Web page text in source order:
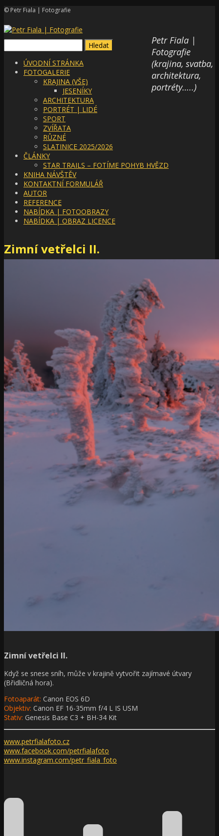
© Petr Fiala | Fotografie
Petr Fiala |
Fotografie
(krajina, svatba,
architektura,
portréty…..)
ÚVODNÍ STRÁNKA
FOTOGALERIE
KRAJINA (VŠE)
JESENÍKY
ARCHITEKTURA
PORTRÉT | LIDÉ
SPORT
ZVÍŘATA
RŮZNÉ
SLATINICE 2025/2026
ČLÁNKY
STAR TRAILS – FOTÍME POHYB HVĚZD
KNIHA NÁVŠTĚV
KONTAKTNÍ FORMULÁŘ
AUTOR
REFERENCE
NABÍDKA | FOTOOBRAZY
NABÍDKA | OBRAZ LICENCE
Zimní vetřelci II.
Zimní vetřelci II.
Když se snese sníh, může v krajině vytvořit zajímavé útvary
(Břidličná hora).
Fotoaparát: Canon EOS 6D
Objektiv: Canon EF 16-35mm f/4 L IS USM
Stativ: Genesis Base C3 + BH-34 Kit
www.petrfialafoto.cz
www.facebook.com/petrfialafoto
www.instagram.com/petr_fiala_foto